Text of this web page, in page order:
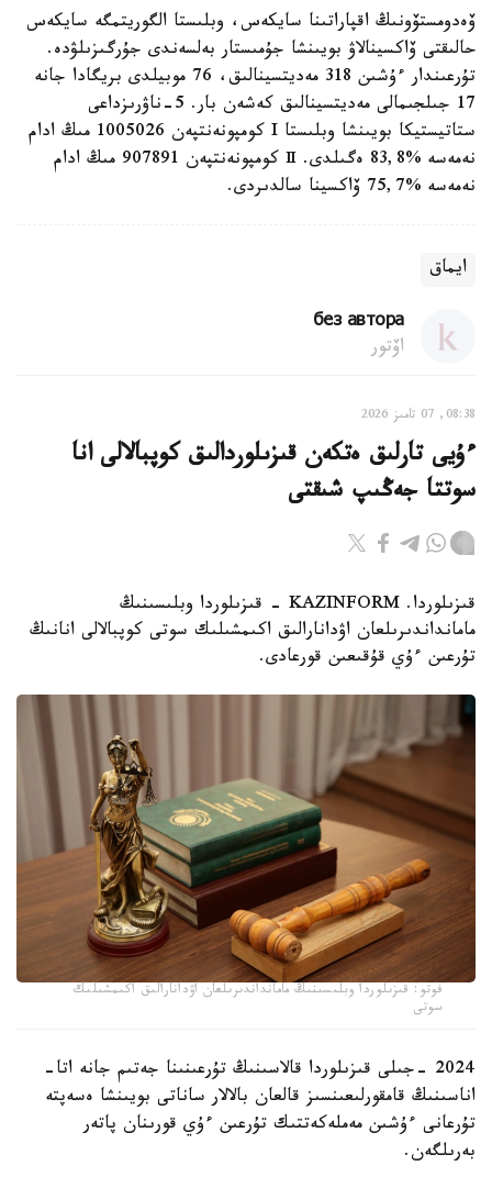
ۆەدومستۆونىڭ اقپاراتىنا سايكەس، وبلىستا الگوريتمگە سايكەس
حالىقتى ۆاكسينالاۋ بويىنشا جۇمىستار بەلسەندى جۇرگىزىلۋدە.
تۇرعىندار ءۇشىن 318 مەديتسينالىق، 76 موبيلدى بريگادا جانە
17 جىلجىمالى مەديتسينالىق كەشەن بار. 5-ناۋرىزداعى
ستاتيستيكا بويىنشا وبلىستا I كومپونەنتپەن 1005026 مىڭ ادام
نەمەسە %83,8 ەگىلدى. Ⅱ كومپونەنتپەن 907891 مىڭ ادام
نەمەسە %75,7 ۆاكسينا سالدىردى.
ايماق
без автора
اۆتور
08:38, 07 تامىز 2026
ءۇيى تارلىق ەتكەن قىزىلوردالىق كوپبالالى انا
سوتتا جەڭىپ شىقتى
قىزىلوردا. KAZINFORM - قىزىلوردا وبلىسىنىڭ
مامانداندىرىلعان اۋدانارالىق اكىمشىلىك سوتى كوپبالالى انانىڭ
تۇرعىن ءۇي قۇقىعىن قورعادى.
فوتو: قىزىلوردا وبلىسىنىڭ مامانداندىرىلعان اۋدانارالىق اكىمشىلىك
سوتى
2024 -جىلى قىزىلوردا قالاسىنىڭ تۇرعىنىنا جەتىم جانە اتا-
اناسىنىڭ قامقورلىعىنسىز قالعان بالالار ساناتى بويىنشا ەسەپتە
تۇرعانى ءۇشىن مەملەكەتتىك تۇرعىن ءۇي قورىنان پاتەر
بەرىلگەن.